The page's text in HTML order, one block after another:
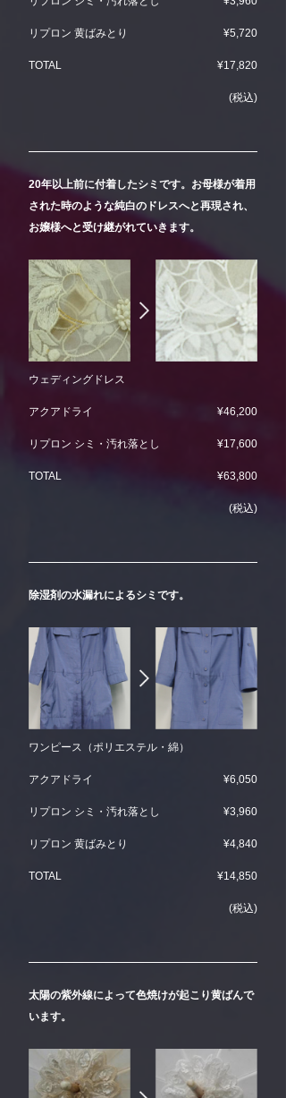
リプロン 黄ばみとり ¥5,720
TOTAL ¥17,820
(税込)
20年以上前に付着したシミです。お母様が着用
された時のような純白のドレスへと再現され、
お嬢様へと受け継がれていきます。
ウェディングドレス
アクアドライ ¥46,200
リプロン シミ・汚れ落とし ¥17,600
TOTAL ¥63,800
(税込)
除湿剤の水漏れによるシミです。
ワンピース（ポリエステル・綿）
アクアドライ ¥6,050
リプロン シミ・汚れ落とし ¥3,960
リプロン 黄ばみとり ¥4,840
TOTAL ¥14,850
(税込)
太陽の紫外線によって色焼けが起こり黄ばんで
います。